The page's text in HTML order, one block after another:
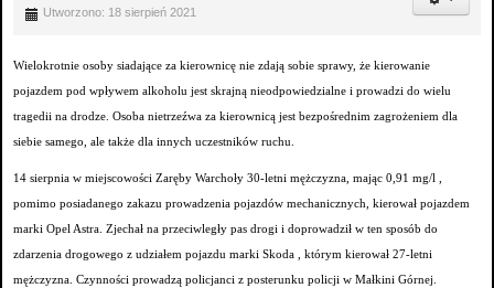
Utworzono: 18 sierpień 2021
Wielokrotnie osoby siadające za kierownicę nie zdają sobie sprawy, że kierowanie
pojazdem pod wpływem alkoholu jest skrajną nieodpowiedzialne i prowadzi do wielu
tragedii na drodze. Osoba nietrzeźwa za kierownicą jest bezpośrednim zagrożeniem dla
siebie samego, ale także dla innych uczestników ruchu.
14 sierpnia w miejscowości Zaręby Warchoły 30-letni mężczyzna, mając 0,91 mg/l ,
pomimo posiadanego zakazu prowadzenia pojazdów mechanicznych, kierował pojazdem
marki Opel Astra. Zjechał na przeciwległy pas drogi i doprowadził w ten sposób do
zdarzenia drogowego z udziałem pojazdu marki Skoda , którym kierował 27-letni
mężczyzna. Czynności prowadzą policjanci z posterunku policji w Małkini Górnej.